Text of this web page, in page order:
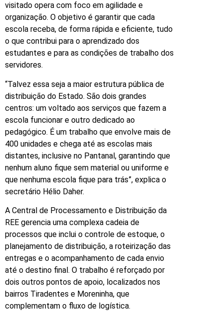
visitado opera com foco em agilidade e
organização. O objetivo é garantir que cada
escola receba, de forma rápida e eficiente, tudo
o que contribui para o aprendizado dos
estudantes e para as condições de trabalho dos
servidores.
“Talvez essa seja a maior estrutura pública de
distribuição do Estado. São dois grandes
centros: um voltado aos serviços que fazem a
escola funcionar e outro dedicado ao
pedagógico. É um trabalho que envolve mais de
400 unidades e chega até as escolas mais
distantes, inclusive no Pantanal, garantindo que
nenhum aluno fique sem material ou uniforme e
que nenhuma escola fique para trás”, explica o
secretário Hélio Daher.
A Central de Processamento e Distribuição da
REE gerencia uma complexa cadeia de
processos que inclui o controle de estoque, o
planejamento de distribuição, a roteirização das
entregas e o acompanhamento de cada envio
até o destino final. O trabalho é reforçado por
dois outros pontos de apoio, localizados nos
bairros Tiradentes e Moreninha, que
complementam o fluxo de logística.